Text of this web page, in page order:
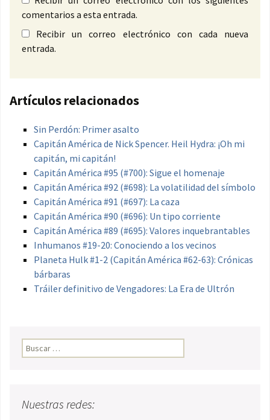
comentarios a esta entrada.
Recibir un correo electrónico con cada nueva
entrada.
Artículos relacionados
Sin Perdón: Primer asalto
Capitán América de Nick Spencer. Heil Hydra: ¡Oh mi
capitán, mi capitán!
Capitán América #95 (#700): Sigue el homenaje
Capitán América #92 (#698): La volatilidad del símbolo
Capitán América #91 (#697): La caza
Capitán América #90 (#696): Un tipo corriente
Capitán América #89 (#695): Valores inquebrantables
Inhumanos #19-20: Conociendo a los vecinos
Planeta Hulk #1-2 (Capitán América #62-63): Crónicas
bárbaras
Tráiler definitivo de Vengadores: La Era de Ultrón
Buscar:
Nuestras redes: